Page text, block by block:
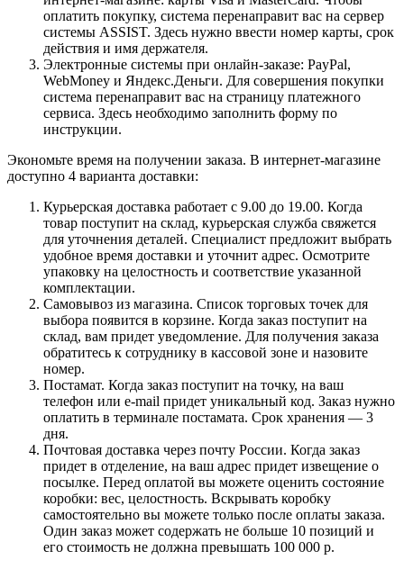
оплатить покупку, система перенаправит вас на сервер
системы ASSIST. Здесь нужно ввести номер карты, срок
действия и имя держателя.
Электронные системы при онлайн-заказе: PayPal,
WebMoney и Яндекс.Деньги. Для совершения покупки
система перенаправит вас на страницу платежного
сервиса. Здесь необходимо заполнить форму по
инструкции.
Экономьте время на получении заказа. В интернет-магазине
доступно 4 варианта доставки:
Курьерская доставка работает с 9.00 до 19.00. Когда
товар поступит на склад, курьерская служба свяжется
для уточнения деталей. Специалист предложит выбрать
удобное время доставки и уточнит адрес. Осмотрите
упаковку на целостность и соответствие указанной
комплектации.
Самовывоз из магазина. Список торговых точек для
выбора появится в корзине. Когда заказ поступит на
склад, вам придет уведомление. Для получения заказа
обратитесь к сотруднику в кассовой зоне и назовите
номер.
Постамат. Когда заказ поступит на точку, на ваш
телефон или e-mail придет уникальный код. Заказ нужно
оплатить в терминале постамата. Срок хранения — 3
дня.
Почтовая доставка через почту России. Когда заказ
придет в отделение, на ваш адрес придет извещение о
посылке. Перед оплатой вы можете оценить состояние
коробки: вес, целостность. Вскрывать коробку
самостоятельно вы можете только после оплаты заказа.
Один заказ может содержать не больше 10 позиций и
его стоимость не должна превышать 100 000 р.